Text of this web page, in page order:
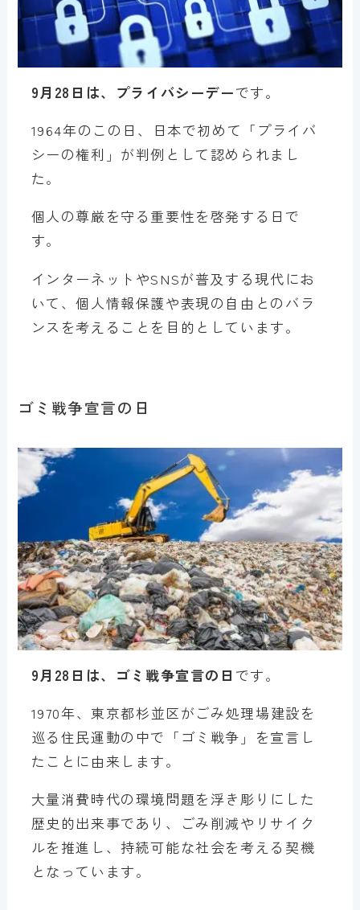
9月28日は、プライバシーデーです。
1964年のこの日、日本で初めて「プライバ
シーの権利」が判例として認められまし
た。
個人の尊厳を守る重要性を啓発する日で
す。
インターネットやSNSが普及する現代にお
いて、個人情報保護や表現の自由とのバラ
ンスを考えることを目的としています。
ゴミ戦争宣言の日
9月28日は、ゴミ戦争宣言の日 です。
1970年、東京都杉並区がごみ処理場建設を
巡る住民運動の中で「ゴミ戦争」を宣言し
たことに由来します。
大量消費時代の環境問題を浮き彫りにした
歴史的出来事であり、ごみ削減やリサイク
ルを推進し、持続可能な社会を考える契機
となっています。